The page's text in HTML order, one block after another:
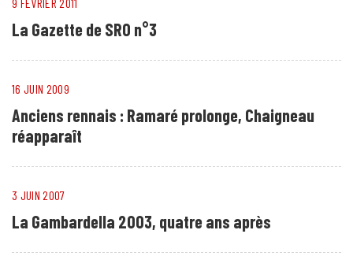
La Gazette de SRO n°3
16 JUIN 2009
Anciens rennais : Ramaré prolonge, Chaigneau
réapparaît
3 JUIN 2007
La Gambardella 2003, quatre ans après